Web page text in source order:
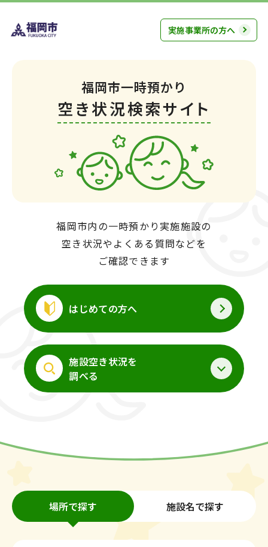
実施事業所の方へ
福岡市一時預かり
空き状況検索サイト
福岡市内の一時預かり実施施設の
空き状況やよくある質問などを
ご確認できます
はじめての方へ
施設空き状況を
調べる
場所で探す 施設名で探す